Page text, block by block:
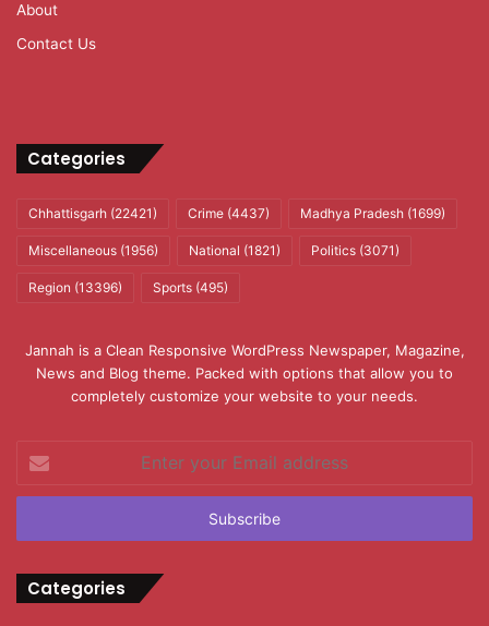
About
Contact Us
Categories
Chhattisgarh (22421) Crime (4437) Madhya Pradesh (1699)
Miscellaneous (1956) National (1821) Politics (3071)
Region (13396) Sports (495)
Jannah is a Clean Responsive WordPress Newspaper, Magazine,
News and Blog theme. Packed with options that allow you to
completely customize your website to your needs.
your
Email
Categories